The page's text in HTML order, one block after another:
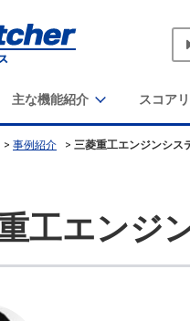
主な機能紹介 スコア
事例紹介 三菱重工エンジンシス
工エンジ